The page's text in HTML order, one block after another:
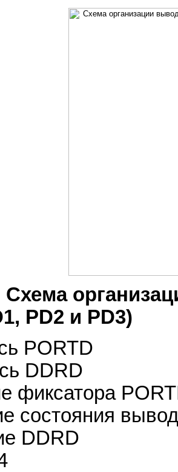
Схема
PD2 и PD3)
PORTD
DDRD
фиксатора
состояния
DDRD